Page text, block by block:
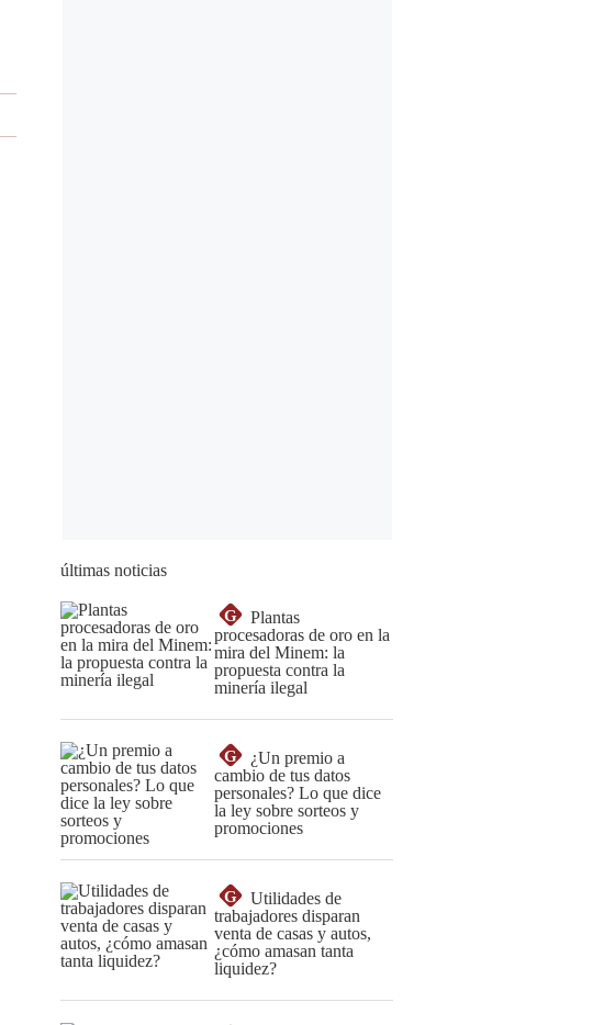
últimas noticias
G
Plantas
procesadoras de oro en la
mira del Minem: la
propuesta contra la
minería ilegal
G
¿Un premio a
cambio de tus datos
personales? Lo que dice
la ley sobre sorteos y
promociones
G
Utilidades de
trabajadores disparan
venta de casas y autos,
¿cómo amasan tanta
liquidez?